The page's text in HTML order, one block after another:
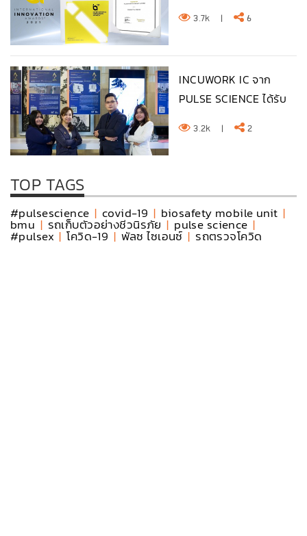
3.7k | 6
INCUWORK IC จาก
PULSE SCIENCE ได้รับ
3.2k | 2
TOP TAGS
#pulsescience | covid-19 | biosafety mobile unit |
bmu | รถเก็บตัวอย่างชีวนิรภัย | pulse science |
#pulsex | โควิด-19 | พัลซ ไซเอนซ์ | รถตรวจโควิด